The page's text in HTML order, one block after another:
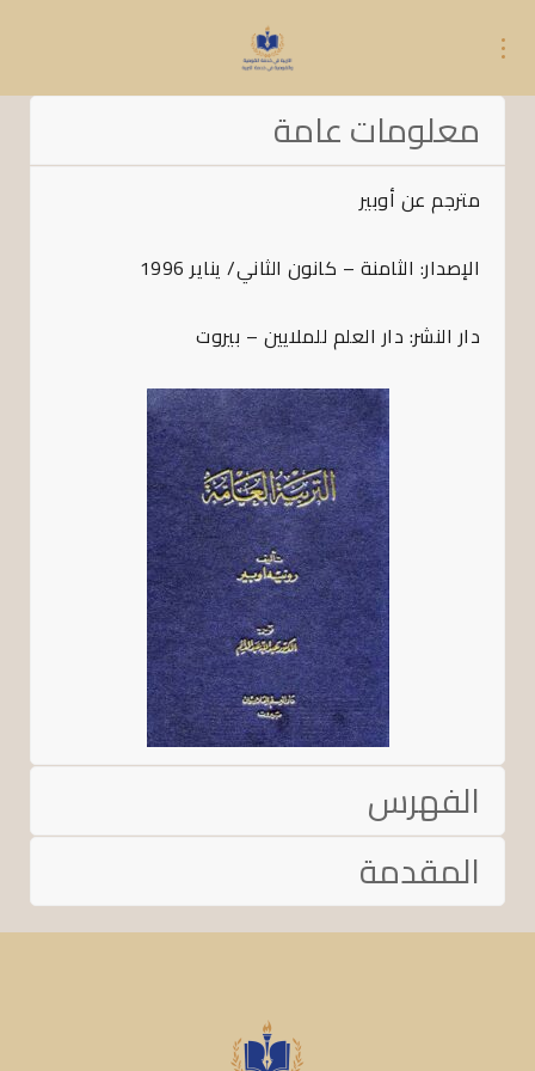
معلومات عامة
مترجم عن أوبير
الإصدار: الثامنة – كانون الثاني/ يناير 1996
دار النشر: دار العلم للملايين – بيروت
الفهرس
المقدمة